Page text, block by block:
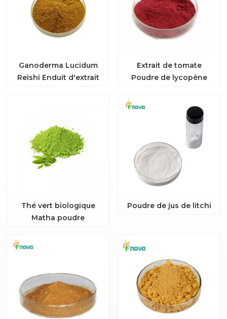
Ganoderma Lucidum
Reishi Enduit d'extrait
Extrait de tomate
Poudre de lycopène
Thé vert biologique
Matha poudre
Poudre de jus de litchi